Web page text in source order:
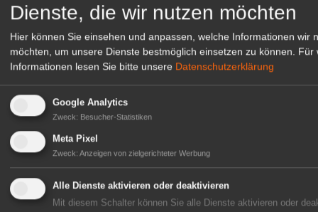
09:07
PotatoEurope 2026: Europas größtes
Praxisforum
08:40
Klasmann-Deilmann: Neue
Produktionsstätte in Papenburg
08:08
VGL Bayern: Beste Meister 2026
07:01
Mecklenburg-Vorpommern: Anbau
Erdbeeren
Dienste, die wir nutzen möchten
Hier können Sie einsehen und anpassen, welche Informationen wir
möchten, um unsere Dienste bestmöglich einsetzen zu können. Für
Informationen lesen Sie bitte unsere Datenschutzerklärung
Google Analytics
Zweck: Besucher-Statistiken
Meta Pixel
Zweck: Anzeigen von zielgerichteter Werbung
Alle Dienste aktivieren oder deaktivieren
Mit diesem Schalter können Sie alle Dienste aktivieren oder